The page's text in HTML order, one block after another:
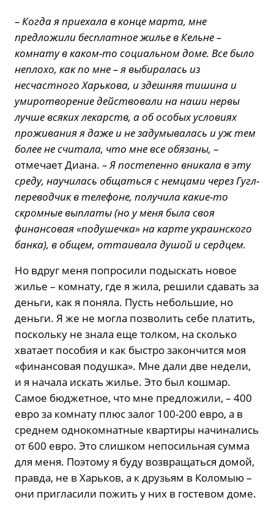
– Когда я приехала в конце марта, мне
предложили бесплатное жилье вКельне –
комнату в каком-то социальном доме. Все было
неплохо, как по мне – я выбиралась из
несчастного Харькова, и здешняя тишина и
умиротворение действовали на наши нервы
лучше всяких лекарств, а об особых условиях
проживания я даже и не задумывалась и уж тем
более не считала, что мне все обязаны, –
отмечает Диана. – Я постепенно вникала в эту
среду, научилась общаться с немцами через Гугл-
переводчик в телефоне, получила какие-то
скромные выплаты (но у меня была своя
финансовая «подушечка» на карте украинского
банка), в общем, оттаивала душой и сердцем.
Но вдруг меня попросили подыскать новое
жилье – комнату, где я жила, решили сдавать за
деньги, как я поняла. Пусть небольшие, но
деньги. Я же не могла позволить себе платить,
поскольку не знала еще толком, на сколько
хватает пособия и как быстро закончится моя
«финансовая подушка». Мне дали две недели,
и я начала искать жилье. Это был кошмар.
Самое бюджетное, что мне предложили, – 400
евро за комнату плюс залог 100-200 евро, а в
среднем однокомнатные квартиры начинались
от 600 евро. Это слишком непосильная сумма
для меня. Поэтому я буду возвращаться домой,
правда, не в Харьков, а к друзьям в Коломыю –
они пригласили пожить у них в гостевом доме.